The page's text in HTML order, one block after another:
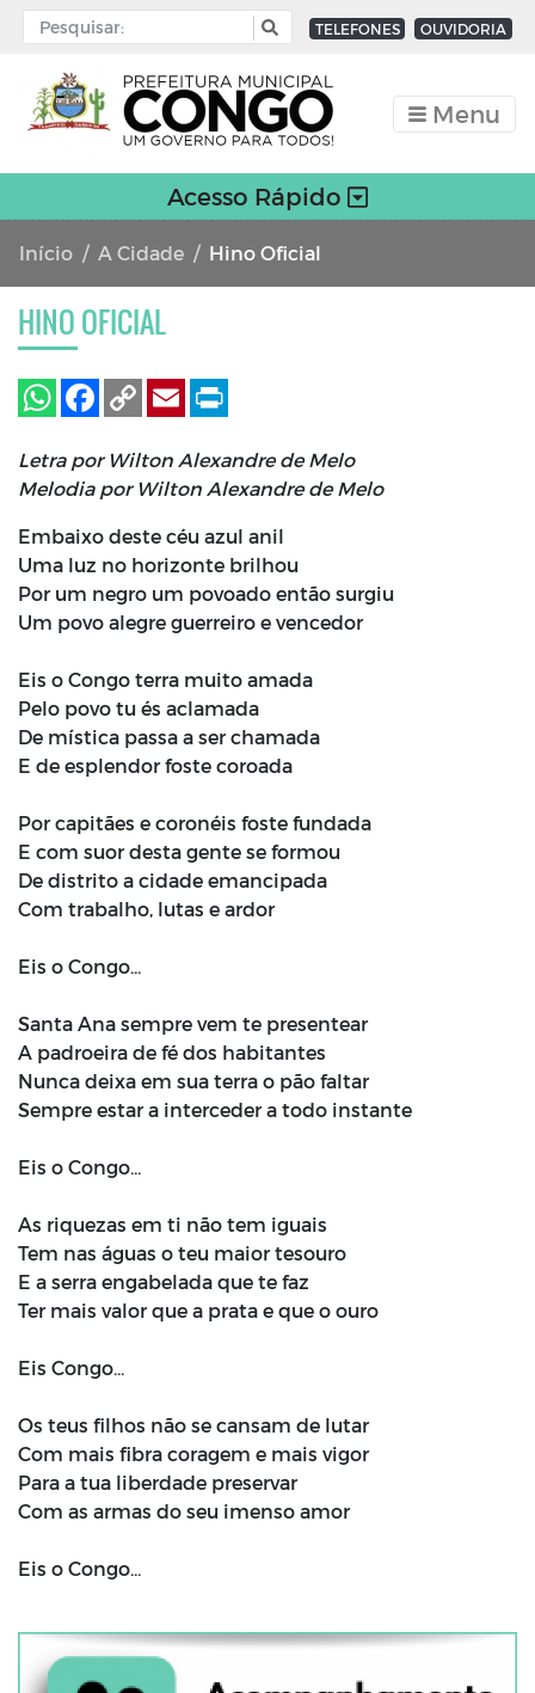
TELEFONES OUVIDORIA
Menu
Acesso Rápido
Início A Cidade Hino Oficial
HINO OFICIAL
Letra por Wilton Alexandre de Melo
Melodia por Wilton Alexandre de Melo
Embaixo deste céu azul anil
Uma luz no horizonte brilhou
Por um negro um povoado então surgiu
Um povo alegre guerreiro e vencedor
Eis o Congo terra muito amada
Pelo povo tu és aclamada
De mística passa a ser chamada
E de esplendor foste coroada
Por capitães e coronéis foste fundada
E com suor desta gente se formou
De distrito a cidade emancipada
Com trabalho, lutas e ardor
Eis o Congo...
Santa Ana sempre vem te presentear
A padroeira de fé dos habitantes
Nunca deixa em sua terra o pão faltar
Sempre estar a interceder a todo instante
Eis o Congo...
As riquezas em ti não tem iguais
Tem nas águas o teu maior tesouro
E a serra engabelada que te faz
Ter mais valor que a prata e que o ouro
Eis Congo...
Os teus filhos não se cansam de lutar
Com mais fibra coragem e mais vigor
Para a tua liberdade preservar
Com as armas do seu imenso amor
Eis o Congo...